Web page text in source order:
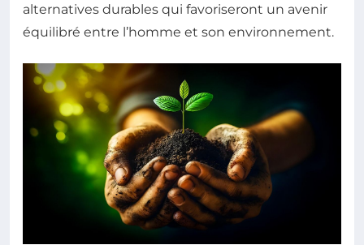
alternatives durables qui favoriseront un avenir
équilibré entre l’homme et son environnement.